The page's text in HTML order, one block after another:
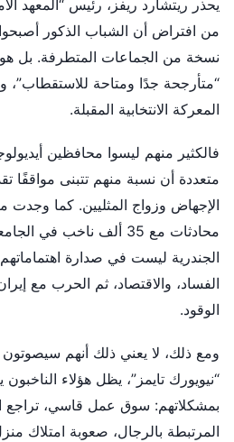
يحذر ريتشارد ريفز، رئيس “المعهد
من افتراض أن الشباب الذكور
نسخة من الجماعات المتطرفة. بل
“متأرجحة جدًا ومتاحة للاستقطاب”،
المعركة الانتخابية المقبلة.
فالكثير منهم ليسوا محافظين
متعددة أن نسبة منهم تتبنى مواقفًا
الإجهاض وزواج المثليين. كما وجدت
محادثات مع 35 ألف ناخب
الجندرية ليست في صدارة
الفساد، والاقتصاد، ثم الحرب مع
الوقود.
ومع ذلك، لا يعني ذلك أنهم سيصوتون
“نيويورك تايمز”، يظل هؤلاء
بمشكلاتهم: سوق عمل قاسي، تراجع
المرتبطة بالرجال، صعوبة امتلاك